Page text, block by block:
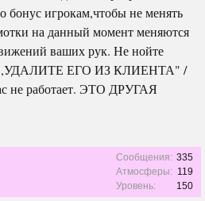
бонус игрокам,чтобы не менять
на данный момент меняются
ваших рук. Не нойте
ЕГО ИЗ КЛИЕНТА" /
не работает. ЭТО ДРУГАЯ
Сообщения: 335
Атмосферы: 119
Уровень:
150